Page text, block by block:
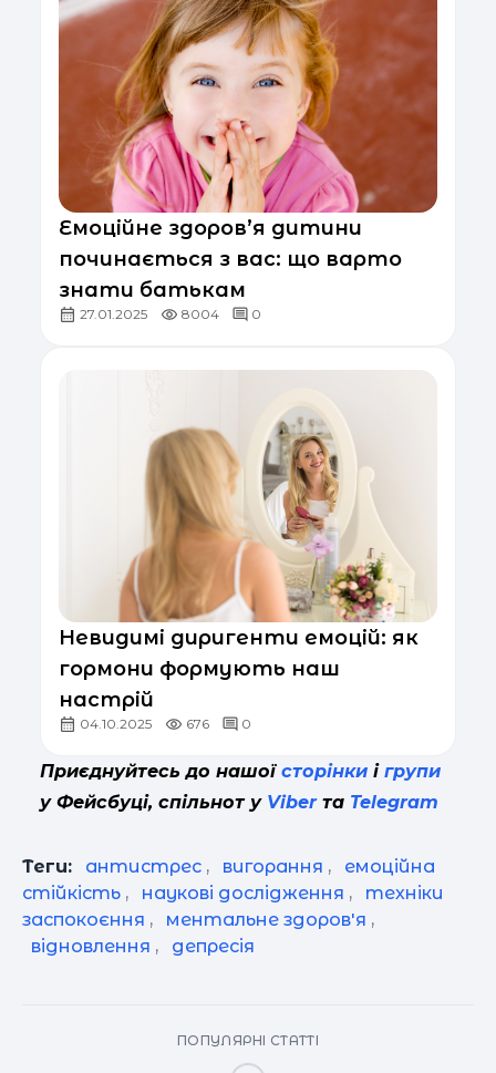
Емоційне здоров’я дитини
починається з вас: що варто
знати батькам
27.01.2025 8004 0
Невидимі диригенти емоцій: як
гормони формують наш
настрій
04.10.2025 676 0
Приєднуйтесь до нашої сторінки і групи
у Фейсбуці, спільнот у Viberта Telegram
Теги: антистрес , вигорання ,
емоційна
стійкість , наукові дослідження ,
техніки
заспокоєння , ментальне здоровʼя ,
відновлення , депресія
ПОПУЛЯРНІ СТАТТІ